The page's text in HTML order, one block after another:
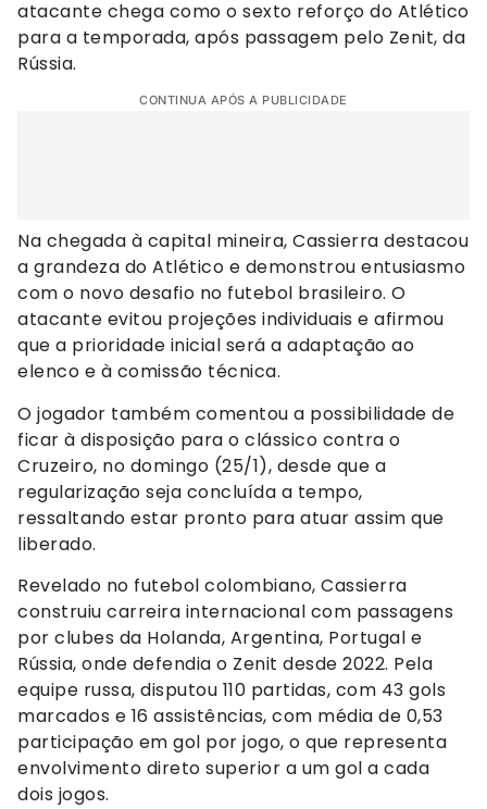
atacante chega como o sexto reforço do Atlético
para a temporada, após passagem pelo Zenit, da
Rússia.
CONTINUA APÓS A PUBLICIDADE
Na chegada à capital mineira, Cassierra destacou
a grandeza do Atlético e demonstrou entusiasmo
com o novo desafio no futebol brasileiro. O
atacante evitou projeções individuais e afirmou
que a prioridade inicial será a adaptação ao
elenco e à comissão técnica.
O jogador também comentou a possibilidade de
ficar à disposição para o clássico contra o
Cruzeiro, no domingo (25/1), desde que a
regularização seja concluída a tempo,
ressaltando estar pronto para atuar assim que
liberado.
Revelado no futebol colombiano, Cassierra
construiu carreira internacional com passagens
por clubes da Holanda, Argentina, Portugal e
Rússia, onde defendia o Zenit desde 2022. Pela
equipe russa, disputou 110 partidas, com 43 gols
marcados e 16 assistências, com média de 0,53
participação em gol por jogo, o que representa
envolvimento direto superior a um gol a cada
dois jogos.